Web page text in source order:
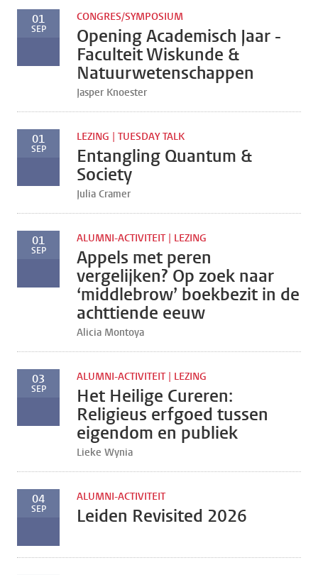
01
SEP
CONGRES/SYMPOSIUM
Opening Academisch Jaar -
Faculteit Wiskunde &
Natuurwetenschappen
Jasper Knoester
01
SEP
LEZING | TUESDAY TALK
Entangling Quantum &
Society
Julia Cramer
01
SEP
ALUMNI-ACTIVITEIT | LEZING
Appels met peren
vergelijken? Op zoek naar
‘middlebrow’ boekbezit in de
achttiende eeuw
Alicia Montoya
03
SEP
ALUMNI-ACTIVITEIT | LEZING
Het Heilige Cureren:
Religieus erfgoed tussen
eigendom en publiek
Lieke Wynia
04
SEP
ALUMNI-ACTIVITEIT
Leiden Revisited 2026